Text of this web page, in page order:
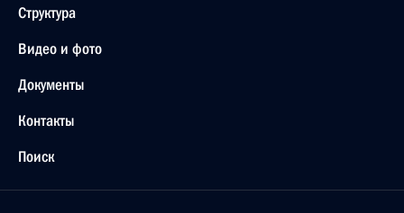
Структура
Видео и фото
Документы
Контакты
Поиск